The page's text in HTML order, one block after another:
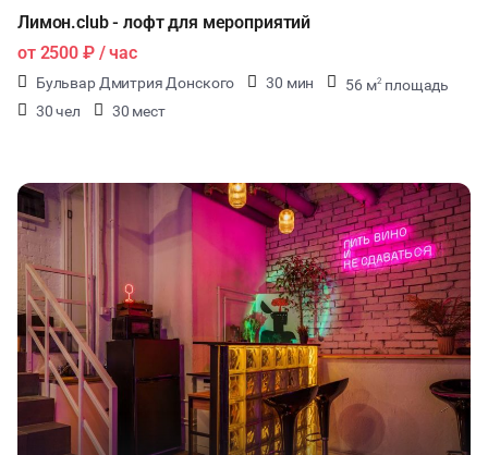
Лимон.club - лофт для мероприятий
от 2500 ₽/ час
Бульвар Дмитрия Донского 30 мин 56 м2 площадь
30 чел
30 мест